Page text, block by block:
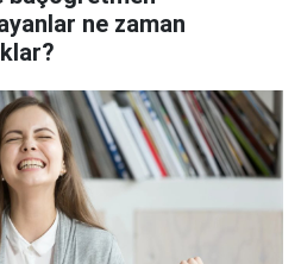
ne zaman